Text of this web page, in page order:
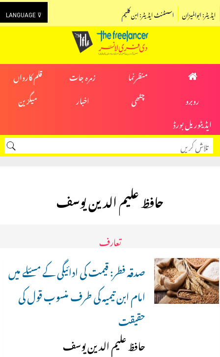
LANGUAGE ⊽ اسسٹنٹ ایڈیٹر: ابن کلیم ایڈیٹر: ابوالمیزان
منظرنما زمرہ جات
قلم کارواں
روبرو
چٹھی اخبار
میگزین
ایڈیٹوریل بورڈ
حافظ علیم الدین یوسف
تعارف
صدقہ فطر: قیمت کی ادائیگی کے مسئلے میں
امام ابن تیمیہ کی طرف منسوب قول کی
حقیقت
حافظ علیم الدین یوسف